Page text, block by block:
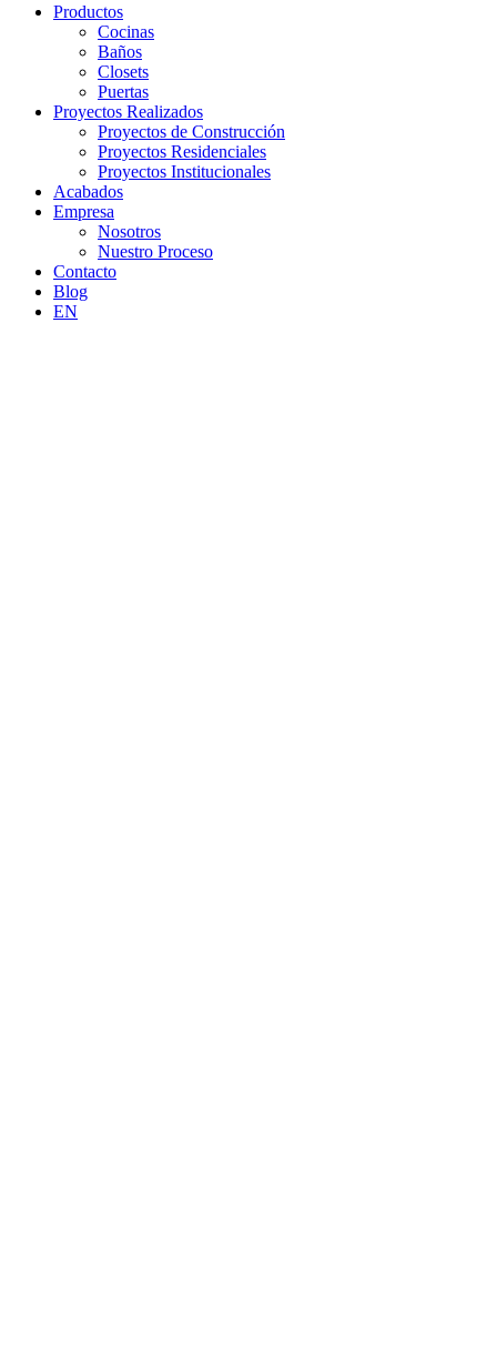
Productos
Cocinas
Baños
Closets
Puertas
Proyectos Realizados
Proyectos de Construcción
Proyectos Residenciales
Proyectos Institucionales
Acabados
Empresa
Nosotros
Nuestro Proceso
Contacto
Blog
EN